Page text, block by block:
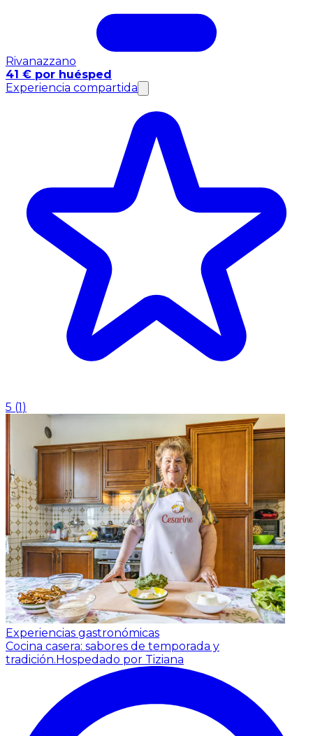
Rivanazzano
41 € por huésped
Experiencia compartida
5 (1 )
Experiencias gastronómicas
Cocina casera: sabores de temporada y
tradición. Hospedado por Tiziana